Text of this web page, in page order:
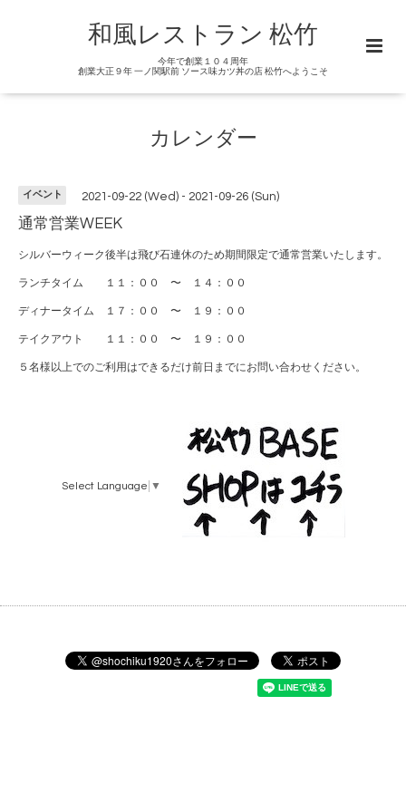
和風レストラン 松竹
今年で創業１０４周年
創業大正９年 一ノ関駅前 ソース味カツ丼の店 松竹へようこそ
カレンダー
イベント 2021-09-22 (Wed) - 2021-09-26 (Sun)
通常営業WEEK
シルバーウィーク後半は飛び石連休のため期間限定で通常営業いたします。
ランチタイム １１：００ 〜 １４：００
ディナータイム １７：００ 〜 １９：００
テイクアウト １１：００ 〜 １９：００
５名様以上でのご利用はできるだけ前日までにお問い合わせください。
Select Language ▼